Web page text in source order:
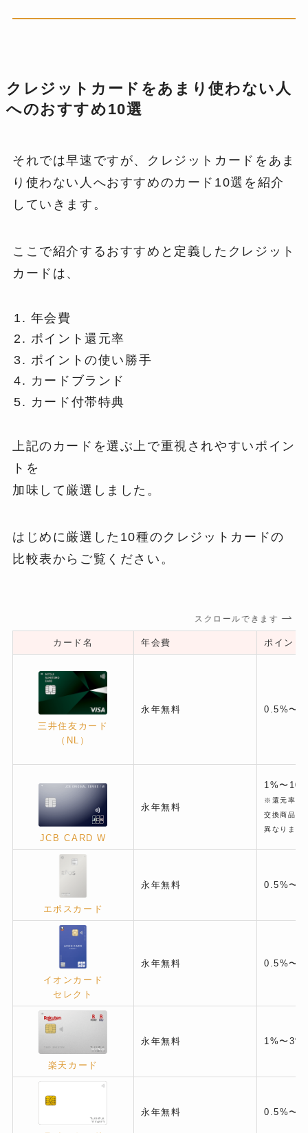
クレジットカードをあまり使わない人
へのおすすめ10選
それでは早速ですが、クレジットカードをあま
り使わない人へおすすめのカード10選を紹介
していきます。
ここで紹介するおすすめと定義したクレジット
カードは、
年会費
ポイント還元率
ポイントの使い勝手
カードブランド
カード付帯特典
上記のカードを選ぶ上で重視されやすいポイン
トを
加味して厳選しました。
はじめに厳選した10種のクレジットカードの
比較表からご覧ください。
スクロールできます
カード名 年会費 ポイント
三井住友カード
（NL）
永年無料 0.5%〜
JCB CARD W
永年無料
1%〜
※還元率は
交換商品に
異なります
エポスカード
永年無料 0.5%〜
イオンカード
セレクト
永年無料 0.5%〜
楽天カード
永年無料 1%〜3%
永年無料 0.5%〜